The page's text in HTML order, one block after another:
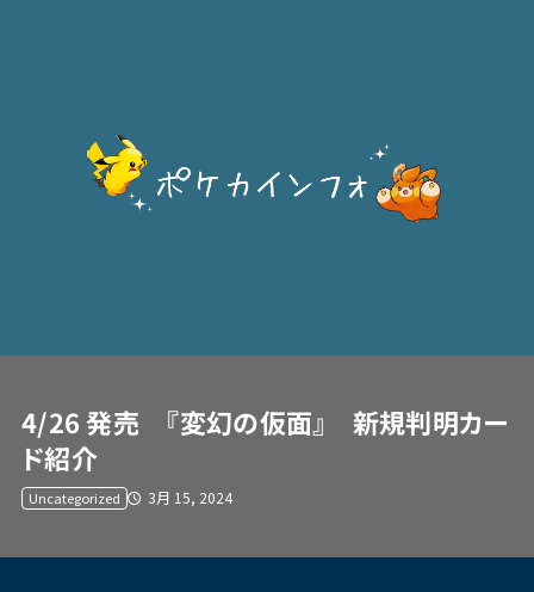
4/26 発売 『変幻の仮面』 新規判明カー
ド紹介
3月 15, 2024
Uncategorized